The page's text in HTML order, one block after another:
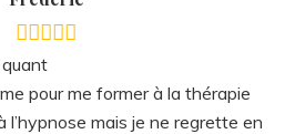
pour me former à la thérapie
l’hypnose mais je ne regrette en
à refaire ça serait sans la
formation est riche aussi bien
ses rencontres. Un moment